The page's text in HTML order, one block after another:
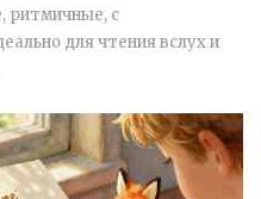
ритмичные, с
для чтения вслух и